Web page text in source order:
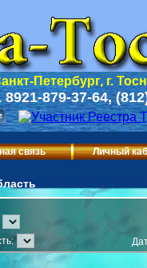
Петербург, г.
8921-879-37-64,
связь Личный